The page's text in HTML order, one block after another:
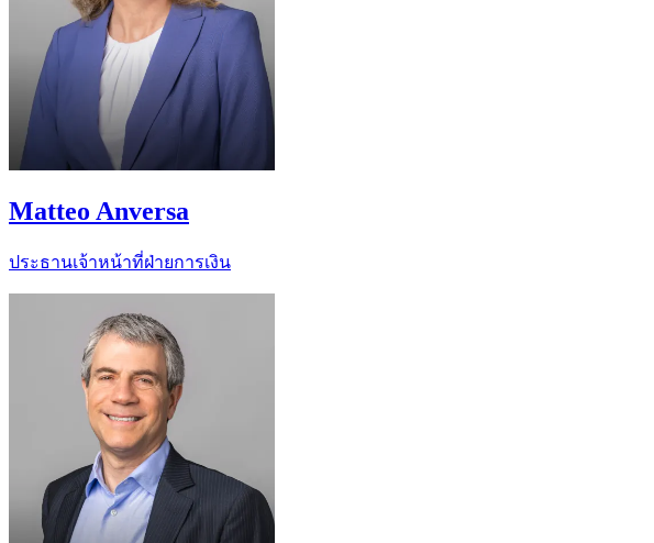
Matteo Anversa
ประธานเจ้าหน้าที่ฝ่ายการเงิน